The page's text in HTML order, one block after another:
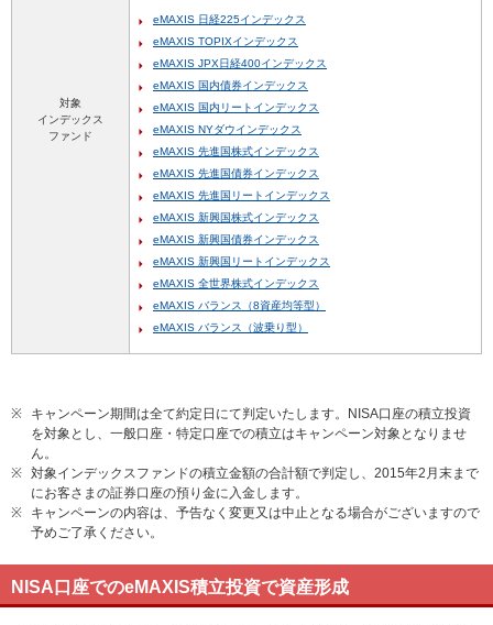
対象
インデックス
ファンド
eMAXIS 日経225インデックス
eMAXIS TOPIXインデックス
eMAXIS JPX日経400インデックス
eMAXIS 国内債券インデックス
eMAXIS 国内リートインデックス
eMAXIS NYダウインデックス
eMAXIS 先進国株式インデックス
eMAXIS 先進国債券インデックス
eMAXIS 先進国リートインデックス
eMAXIS 新興国株式インデックス
eMAXIS 新興国債券インデックス
eMAXIS 新興国リートインデックス
eMAXIS 全世界株式インデックス
eMAXIS バランス（8資産均等型）
eMAXIS バランス（波乗り型）
※
キャンペーン期間は全て約定日にて判定いたします。NISA口座の積立投資
を対象とし、一般口座・特定口座での積立はキャンペーン対象となりませ
ん。
※ 対象インデックスファンドの積立金額の合計額で判定し、2015年2月末まで
にお客さまの証券口座の預り金に入金します。
※
キャンペーンの内容は、予告なく変更又は中止となる場合がございますので
予めご了承ください。
NISA口座でのeMAXIS積立投資で資産形成